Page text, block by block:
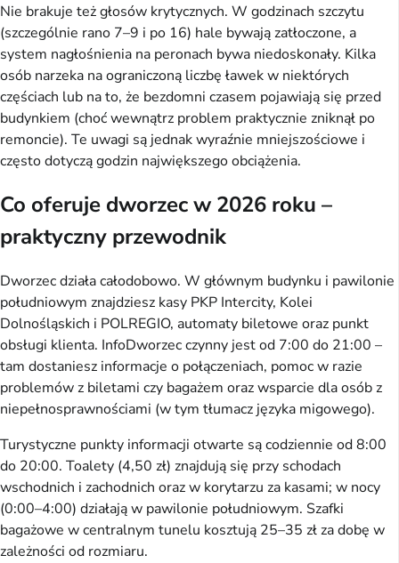
Nie brakuje też głosów krytycznych. W godzinach szczytu
(szczególnie rano 7–9 i po 16) hale bywają zatłoczone, a
system nagłośnienia na peronach bywa niedoskonały. Kilka
osób narzeka na ograniczoną liczbę ławek w niektórych
częściach lub na to, że bezdomni czasem pojawiają się przed
budynkiem (choć wewnątrz problem praktycznie zniknął po
remoncie). Te uwagi są jednak wyraźnie mniejszościowe i
często dotyczą godzin największego obciążenia.
Co oferuje dworzec w 2026 roku –
praktyczny przewodnik
Dworzec działa całodobowo. W głównym budynku i pawilonie
południowym znajdziesz kasy PKP Intercity, Kolei
Dolnośląskich i POLREGIO, automaty biletowe oraz punkt
obsługi klienta. InfoDworzec czynny jest od 7:00 do 21:00 –
tam dostaniesz informacje o połączeniach, pomoc w razie
problemów z biletami czy bagażem oraz wsparcie dla osób z
niepełnosprawnościami (w tym tłumacz języka migowego).
Turystyczne punkty informacji otwarte są codziennie od 8:00
do 20:00. Toalety (4,50 zł) znajdują się przy schodach
wschodnich i zachodnich oraz w korytarzu za kasami; w nocy
(0:00–4:00) działają w pawilonie południowym. Szafki
bagażowe w centralnym tunelu kosztują 25–35 zł za dobę w
zależności od rozmiaru.